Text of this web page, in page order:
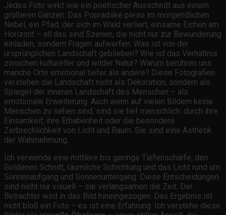
Jedes Foto wirkt wie ein poetischer Ausschnitt aus einem
größeren Ganzen. Das Popradské pleso im morgendlichen
Nebel, ein Pfad, der sich im Wald verliert, einsame Eichen am
Horizont – all das sind Szenen, die nicht nur zur Bewunderung
einladen, sondern Fragen aufwerfen. Was ist von der
ursprünglichen Landschaft geblieben? Wie ist das Verhältnis
zwischen kultureller und wilder Natur? Warum berühren uns
manche Orte emotional tiefer als andere? Diese Fotografien
verstehen die Landschaft nicht als Dekoration, sondern als
Spiegel der inneren Landschaft des Menschen – als
emotionale Erweiterung. Auch wenn auf vielen Bildern keine
Menschen zu sehen sind, sind sie tief menschlich: durch ihre
Einsamkeit, ihre Erhabenheit oder die besondere
Zerbrechlichkeit von Licht und Raum. Sie sind eine Ästhetik
der Wahrnehmung.
Ich verwende eine mittlere bis geringe Tiefenschärfe, den
Goldenen Schnitt, räumliche Schichtung und das Licht rund um
Sonnenaufgang und Sonnenuntergang. Diese Entscheidungen
sind nicht nur visuell – sie verlangsamen die Zeit. Der
Betrachter wird in das Bild hineingezogen. Das Ergebnis ist
nicht bloß ein Foto – es ist eine Erfahrung. Ich verstehe diese